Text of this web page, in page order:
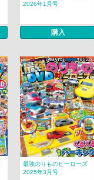
2026年1月号
購入
最強のりものヒーローズ
2025年3月号